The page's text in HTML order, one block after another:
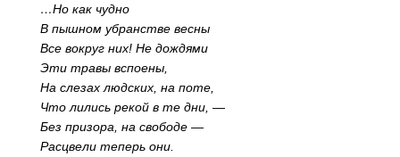
…Но как чудно
В пышном убранстве весны
Все вокруг них! Не дождями
Эти травы вспоены,
На слезах людских, на поте,
Что лились рекой в те дни, —
Без призора, на свободе —
Расцвели теперь они.